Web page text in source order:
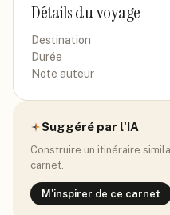
Détails du voyage
Destination
Durée
Note auteur
Suggéré par l'IA
Construire un itinéraire
carnet.
M'inspirer de ce carnet